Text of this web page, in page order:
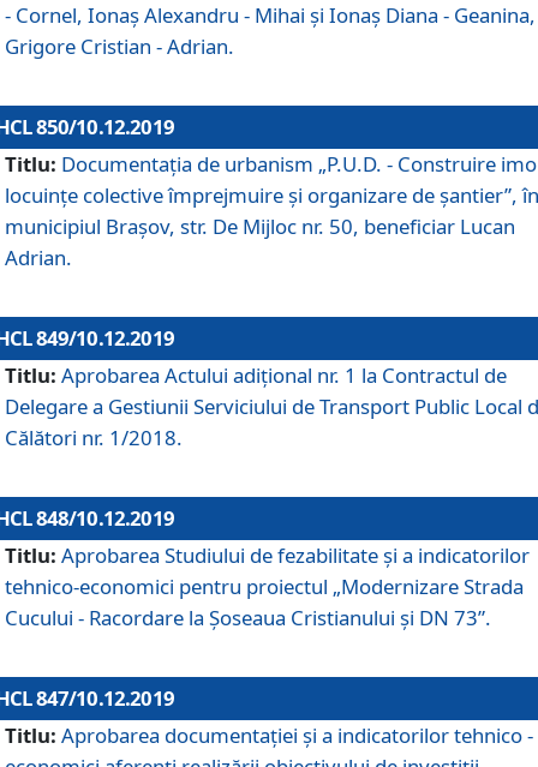
- Cornel, Ionaş Alexandru - Mihai şi Ionaş Diana - Geanina,
Grigore Cristian - Adrian.
850/10.12.2019
Titlu: Documentaţia de urbanism „P.U.D. - Construire
locuințe colective împrejmuire și organizare de șantier”, în
municipiul Braşov, str. De Mijloc nr. 50, beneficiar Lucan
Adrian.
849/10.12.2019
Titlu: Aprobarea Actului adiţional nr. 1 la Contractul de
Delegare a Gestiunii Serviciului de Transport Public Local
Călători nr. 1/2018.
848/10.12.2019
Titlu: Aprobarea Studiului de fezabilitate şi a indicatorilor
tehnico-economici pentru proiectul „Modernizare Strada
Cucului - Racordare la Șoseaua Cristianului și DN 73”.
847/10.12.2019
Titlu: Aprobarea documentației și a indicatorilor tehnico -